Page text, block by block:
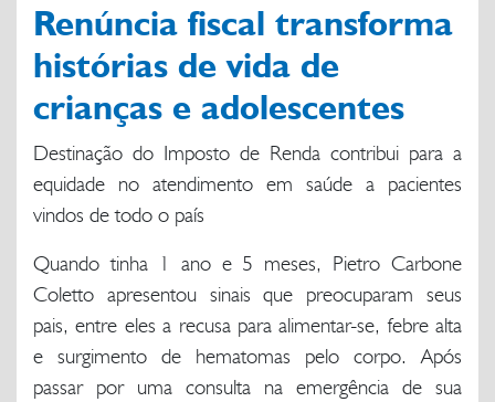
Renúncia fiscal transforma
histórias de vida de
crianças e adolescentes
Destinação do Imposto de Renda contribui para a
equidade no atendimento em saúde a pacientes
vindos de todo o país
Quando tinha 1 ano e 5 meses, Pietro Carbone
Coletto apresentou sinais que preocuparam seus
pais, entre eles a recusa para alimentar-se, febre alta
e surgimento de hematomas pelo corpo. Após
passar por uma consulta na emergência de sua